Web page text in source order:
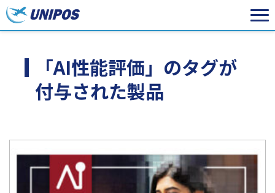
「AI性能評価」のタグが
付与された製品